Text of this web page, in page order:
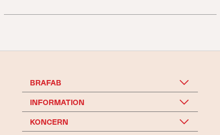
BRAFAB
INFORMATION
KONCERN